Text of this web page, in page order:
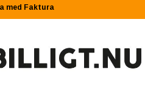
med Faktura